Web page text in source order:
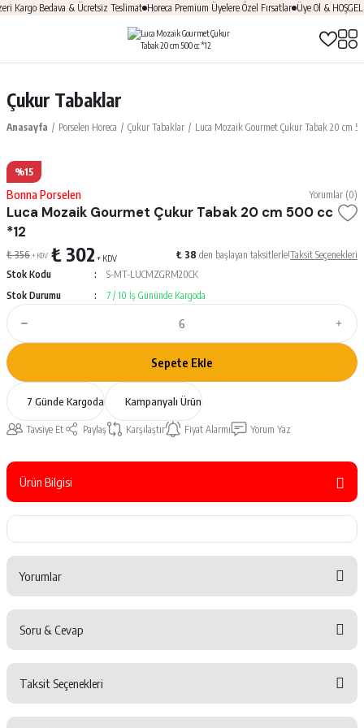
Bedava & Ücretsiz Teslimat Horeca Premium Üyelere Özel Fırsatlar Üye Ol &
Çukur Tabaklar
Anasayfa Porselen Horeca Çukur Tabaklar Luca Mozaik Gourmet Çukur Tabak 20 cm
%15
Bonna Porselen Yorumlar (0)
Luca Mozaik Gourmet Çukur Tabak 20 cm 500 cc
*12
₺ 356 + KDV ₺ 302 + KDV ₺ 38 den başlayan taksitlerle!Taksit Seçenekleri
Stok Kodu
S-MT-LUCMZGRM20CK
Stok Durumu
7 / 10 İş Gününde Kargoda
Sepete Ekle
7 Günde Kargoda Kampanyalı Ürün
Tavsiye Et Paylaş Karşılaştır Fiyat Alarmı Yorum Yaz
Ürün Bilgisi
Yorumlar
Yorum Yaz
Soru & Cevap
Taksit Seçenekleri